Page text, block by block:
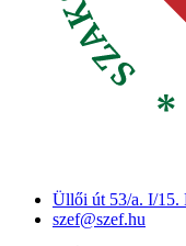
Üllői út 53/a. I/15.
szef@szef.hu